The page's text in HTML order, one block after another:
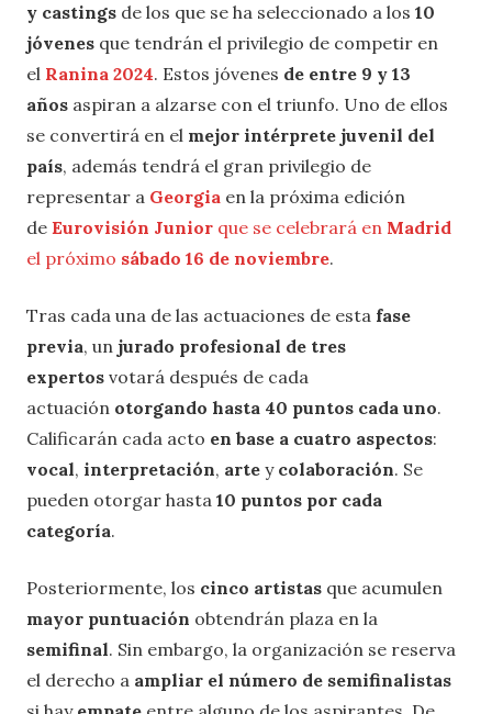
y castings de los que se ha seleccionado a los 10
jóvenes que tendrán el privilegio de competir en
el Ranina 2024. Estos jóvenes de entre 9 y 13
años aspiran a alzarse con el triunfo. Uno de ellos
se convertirá en el mejor intérprete juvenil del
país, además tendrá el gran privilegio de
representar a Georgia en la próxima edición
de Eurovisión Junior que se celebrará en Madrid
el próximo sábado 16 de noviembre.
Tras cada una de las actuaciones de esta fase
previa, un jurado profesional de tres
expertos votará después de cada
actuación otorgando hasta 40 puntos cada uno.
Calificarán cada acto en base a cuatro aspectos:
vocal, interpretación, arte y colaboración. Se
pueden otorgar hasta 10 puntos por cada
categoría.
Posteriormente, los cinco artistas que acumulen
mayor puntuación obtendrán plaza en la
semifinal. Sin embargo, la organización se reserva
el derecho a ampliar el número de semifinalistas